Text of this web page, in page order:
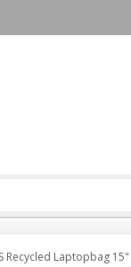
Recycled Laptopbag